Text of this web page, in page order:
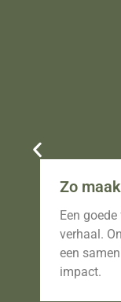
Zo
Een
verhaal.
een
impact.